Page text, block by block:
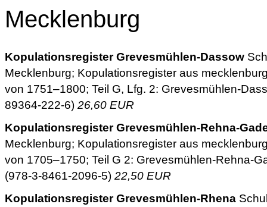
Mecklenburg
Kopulationsregister Grevesmühlen-Dassow
Mecklenburg; Kopulationsregister aus
von 1751–1800; Teil G, Lfg. 2: Grevesmühlen-
89364-222-6) 26,60 EUR
Kopulationsregister Grevesmühlen-Rehna-
Mecklenburg; Kopulationsregister aus
von 1705–1750; Teil G 2: Grevesmühlen-Rehna-
(978-3-8461-2096-5) 22,50 EUR
Kopulationsregister Grevesmühlen-Rhena